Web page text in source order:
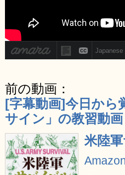
前の動画：
[字幕動画]今日から
サイン」の教習動
米陸